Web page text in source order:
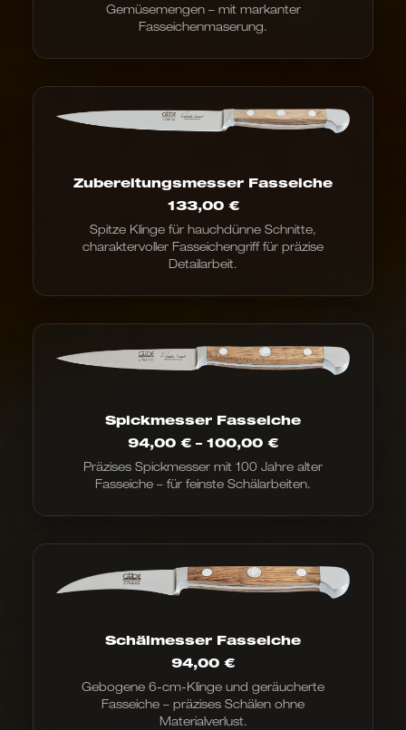
Gemüsemengen – mit markanter
Fasseichenmaserung.
Zubereitungsmesser Fasseiche
133,00 €
Spitze Klinge für hauchdünne Schnitte,
charaktervoller Fasseichengriff für präzise
Detailarbeit.
Spickmesser Fasseiche
94,00 € – 100,00 €Preisspanne:
bis
100,00 €
Präzises Spickmesser mit 100 Jahre alter
Fasseiche – für feinste Schälarbeiten.
Schälmesser Fasseiche
94,00 €
Gebogene 6-cm-Klinge und geräucherte
Fasseiche – präzises Schälen ohne
Materialverlust.